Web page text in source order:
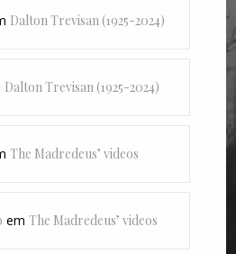
Dalton Trevisan (1925-2024)
Dalton Trevisan (1925-2024)
The Madredeus’ videos
emThe Madredeus’ videos